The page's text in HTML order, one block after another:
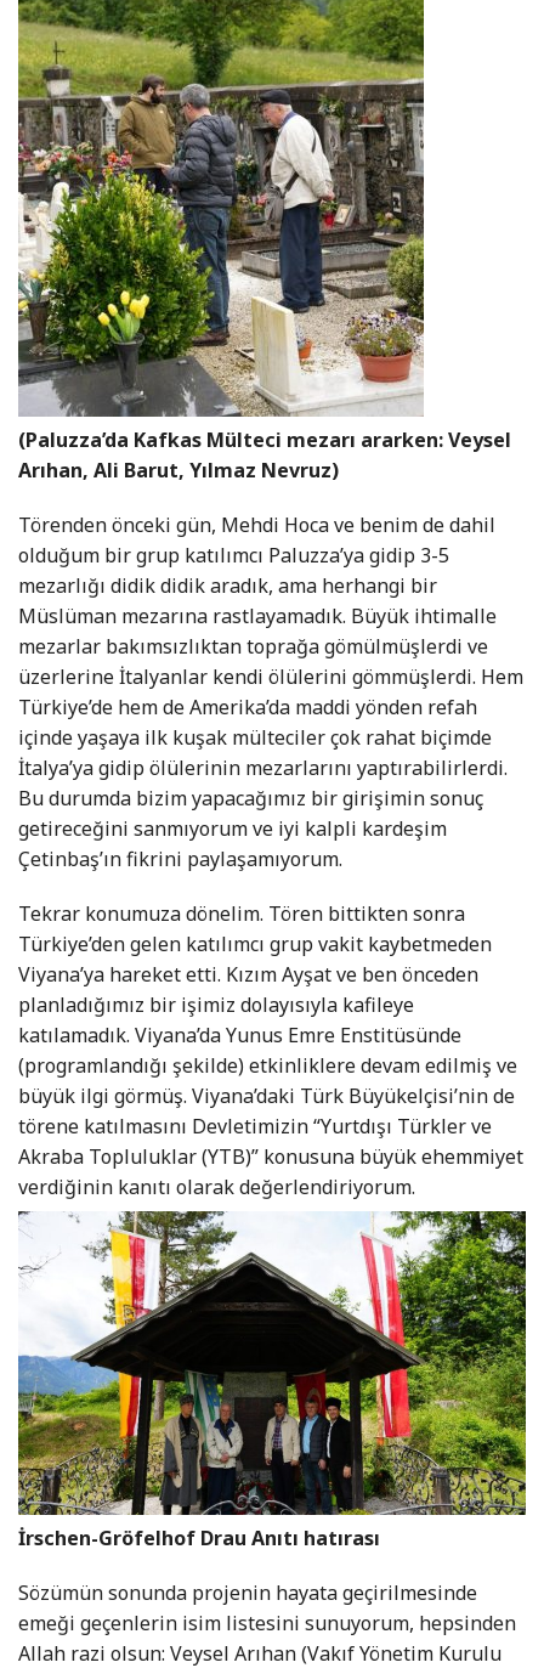
(Paluzza’da Kafkas Mülteci mezarı ararken: Veysel
Arıhan, Ali Barut, Yılmaz Nevruz)
Törenden önceki gün, Mehdi Hoca ve benim de dahil
olduğum bir grup katılımcı Paluzza’ya gidip 3-5
mezarlığı didik didik aradık, ama herhangi bir
Müslüman mezarına rastlayamadık. Büyük ihtimalle
mezarlar bakımsızlıktan toprağa gömülmüşlerdi ve
üzerlerine İtalyanlar kendi ölülerini gömmüşlerdi. Hem
Türkiye’de hem de Amerika’da maddi yönden refah
içinde yaşaya ilk kuşak mülteciler çok rahat biçimde
İtalya’ya gidip ölülerinin mezarlarını yaptırabilirlerdi.
Bu durumda bizim yapacağımız bir girişimin sonuç
getireceğini sanmıyorum ve iyi kalpli kardeşim
Çetinbaş’ın fikrini paylaşamıyorum.
Tekrar konumuza dönelim. Tören bittikten sonra
Türkiye’den gelen katılımcı grup vakit kaybetmeden
Viyana’ya hareket etti. Kızım Ayşat ve ben önceden
planladığımız bir işimiz dolayısıyla kafileye
katılamadık. Viyana’da Yunus Emre Enstitüsünde
(programlandığı şekilde) etkinliklere devam edilmiş ve
büyük ilgi görmüş. Viyana’daki Türk Büyükelçisi’nin de
törene katılmasını Devletimizin “Yurtdışı Türkler ve
Akraba Topluluklar (YTB)” konusuna büyük ehemmiyet
verdiğinin kanıtı olarak değerlendiriyorum.
İrschen-Gröfelhof Drau Anıtı hatırası
Sözümün sonunda projenin hayata geçirilmesinde
emeği geçenlerin isim listesini sunuyorum, hepsinden
Allah razi olsun: Veysel Arıhan (Vakıf Yönetim Kurulu